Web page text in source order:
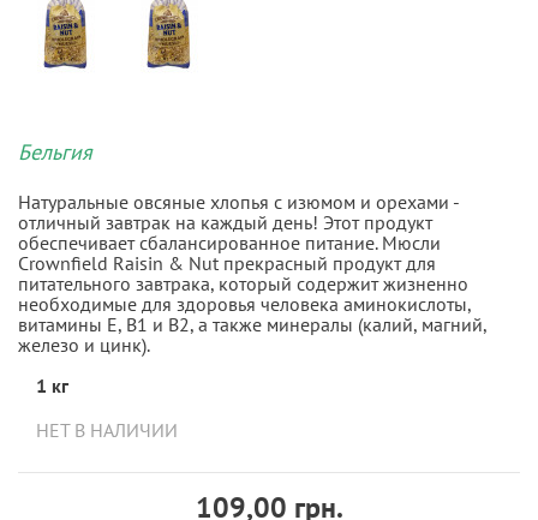
Бельгия
Натуральные овсяные хлопья с изюмом и орехами -
отличный завтрак на каждый день! Этот продукт
обеспечивает сбалансированное питание. Мюсли
Crownfield Raisin & Nut прекрасный продукт для
питательного завтрака, который содержит жизненно
необходимые для здоровья человека аминокислоты,
витамины Е, В1 и В2, а также минералы (калий, магний,
железо и цинк).
1 кг
НЕТ В НАЛИЧИИ
109,00 грн.